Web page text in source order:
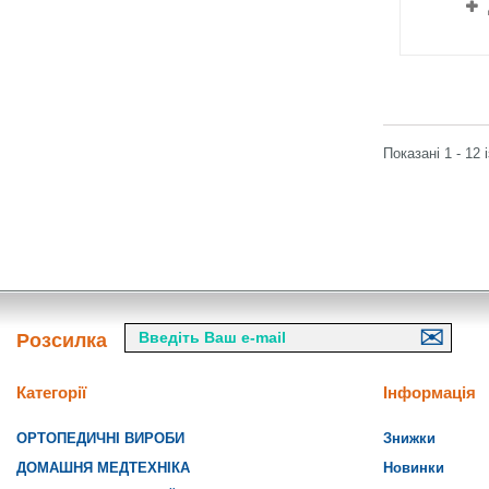
Показані 1 - 12
Розсилка
Категорії
ОРТОПЕДИЧНІ ВИРОБИ
ДОМАШНЯ МЕДТЕХНІКА
Інформація
Знижки
Новинки